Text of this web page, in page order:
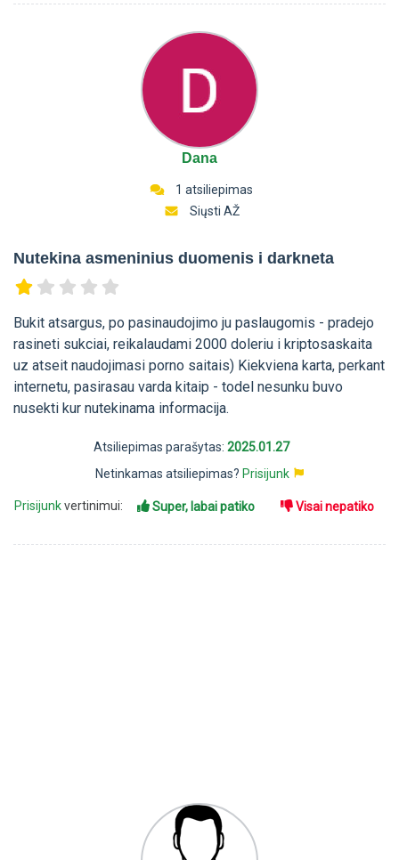
Dana
1 atsiliepimas
Siųsti AŽ
Nutekina asmeninius duomenis i darkneta
Bukit atsargus, po pasinaudojimo ju paslaugomis - pradejo
rasineti sukciai, reikalaudami 2000 doleriu i kriptosaskaita
uz atseit naudojimasi porno saitais) Kiekviena karta, perkant
internetu, pasirasau varda kitaip - todel nesunku buvo
nusekti kur nutekinama informacija.
Atsiliepimas parašytas: 2025.01.27
Netinkamas atsiliepimas? Prisijunk
Prisijunkvertinimui: Super, labai patiko Visai nepatiko